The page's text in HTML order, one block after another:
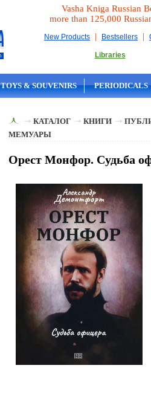
Vasha Kniga Russian
more than 125,000
New Products | Bestsellers |
Libraries
TOYS & SOUVENIRS PERIODICALS
КАТАЛОГ КНИГИ
МЕМУАРЫ
Орест Монфор. Судьба